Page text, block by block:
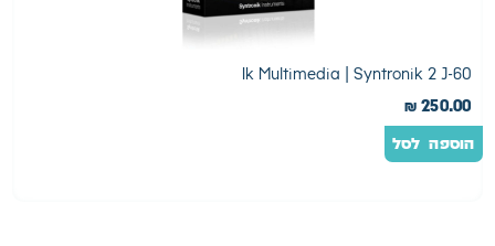
Ik Multimedia | Syntronik 2 J-60
₪ 250.00
הוספה לסל